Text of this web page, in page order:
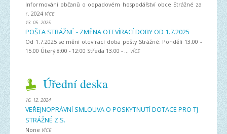
Informování občanů o odpadovém hospodářství obce Strážné za
r. 2024 VÍCE
13. 05. 2025
POŠTA STRÁŽNÉ - ZMĚNA OTEVÍRACÍ DOBY OD 1.7.2025
Od 1.7.2025 se mění otevírací doba pošty Strážné: Pondělí 13.00 -
15:00 Úterý 8:00 - 12:00 Středa 13.00 - ...
VÍCE
Úřední deska
16. 12. 2024
VEŘEJNOPRÁVNÍ SMLOUVA O POSKYTNUTÍ DOTACE PRO TJ
STRÁŽNÉ Z.S.
None VÍCE